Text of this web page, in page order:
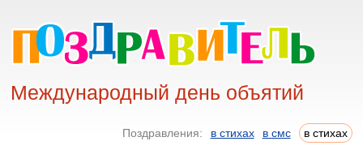
Международный день объятий
Поздравления: в стихах в смс в стихах